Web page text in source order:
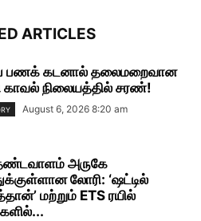
ARTICLES
பணக் கடனால் தலைமறைவான
காவல் நிலையத்தில் சரண்!
August 6, 2026 8:20 am
அருகே
லோரி: ‘ஷட்டில்
மற்றும் ETS ரயில்